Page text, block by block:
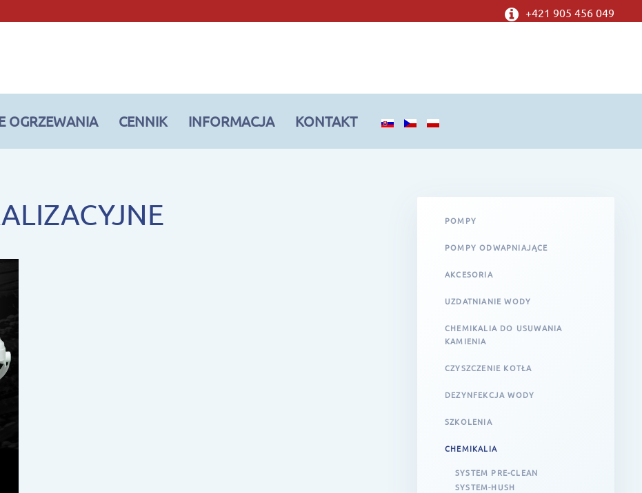
+421 905 456 049
OGRZEWANIA CENNIK INFORMACJA KONTAKT
POMPY
POMPY ODWAPNIAJĄCE
AKCESORIA
UZDATNIANIE WODY
CHEMIKALIA DO USUWANIA
KAMIENIA
CZYSZCZENIE KOTŁA
DEZYNFEKCJA WODY
SZKOLENIA
CHEMIKALIA
SYSTEM PRE-CLEAN
SYSTEM-HUSH